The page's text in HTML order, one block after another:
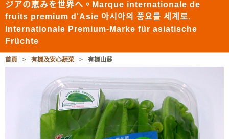
ジアの恵みを世界へ。Marque internationale de
fruits premium d'Asie 아시아의 풍요를 세계로.
Internationale Premium-Marke für asiatische
Früchte
首頁 > 有機及安心蔬菜 > 有機山蘇